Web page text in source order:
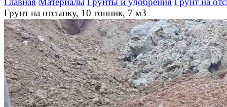
Грунт на отсыпку, 10 тонник, 7 м3